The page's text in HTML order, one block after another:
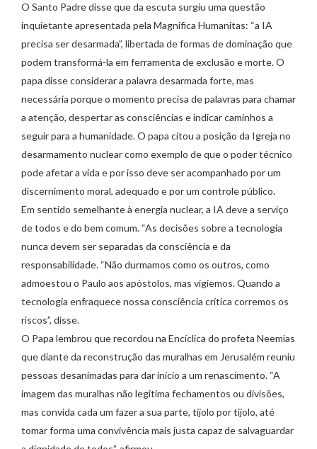
O Santo Padre disse que da escuta surgiu uma questão
inquietante apresentada pela Magnifica Humanitas: “a IA
precisa ser desarmada”, libertada de formas de dominação que
podem transformá-la em ferramenta de exclusão e morte. O
papa disse considerar a palavra desarmada forte, mas
necessária porque o momento precisa de palavras para chamar
a atenção, despertar as consciências e indicar caminhos a
seguir para a humanidade. O papa citou a posição da Igreja no
desarmamento nuclear como exemplo de que o poder técnico
pode afetar a vida e por isso deve ser acompanhado por um
discernimento moral, adequado e por um controle público.
Em sentido semelhante à energia nuclear, a IA deve a serviço
de todos e do bem comum. “As decisões sobre a tecnologia
nunca devem ser separadas da consciência e da
responsabilidade. “Não durmamos como os outros, como
admoestou o Paulo aos apóstolos, mas vigiemos. Quando a
tecnologia enfraquece nossa consciência crítica corremos os
riscos”, disse.
O Papa lembrou que recordou na Encíclica do profeta Neemias
que diante da reconstrução das muralhas em Jerusalém reuniu
pessoas desanimadas para dar início a um renascimento. “A
imagem das muralhas não legitima fechamentos ou divisões,
mas convida cada um fazer a sua parte, tijolo por tijolo, até
tomar forma uma convivência mais justa capaz de salvaguardar